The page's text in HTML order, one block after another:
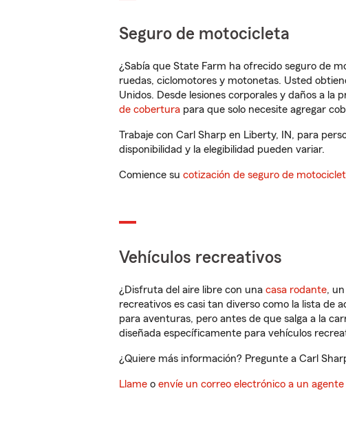
Seguro de motocicleta
¿Sabía que State Farm ha ofrecido seguro de
ruedas, ciclomotores y motonetas. Usted
Unidos. Desde lesiones corporales y daños a
de cobertura para que solo necesite agregar
Trabaje con Carl Sharp en Liberty, IN, para
disponibilidad y la elegibilidad pueden variar.
Comience su cotización de seguro de
Vehículos recreativos
¿Disfruta del aire libre con una casa rodante, un
recreativos es casi tan diverso como la lista de
para aventuras, pero antes de que salga a la
diseñada específicamente para vehículos
¿Quiere más información? Pregunte a Carl
Llame o envíe un correo electrónico a un agente